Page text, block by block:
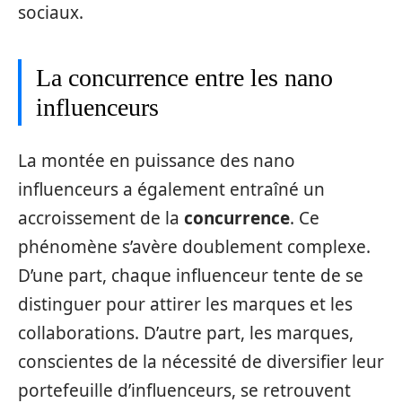
sociaux.
La concurrence entre les nano
influenceurs
La montée en puissance des nano
influenceurs a également entraîné un
accroissement de la concurrence. Ce
phénomène s’avère doublement complexe.
D’une part, chaque influenceur tente de se
distinguer pour attirer les marques et les
collaborations. D’autre part, les marques,
conscientes de la nécessité de diversifier leur
portefeuille d’influenceurs, se retrouvent